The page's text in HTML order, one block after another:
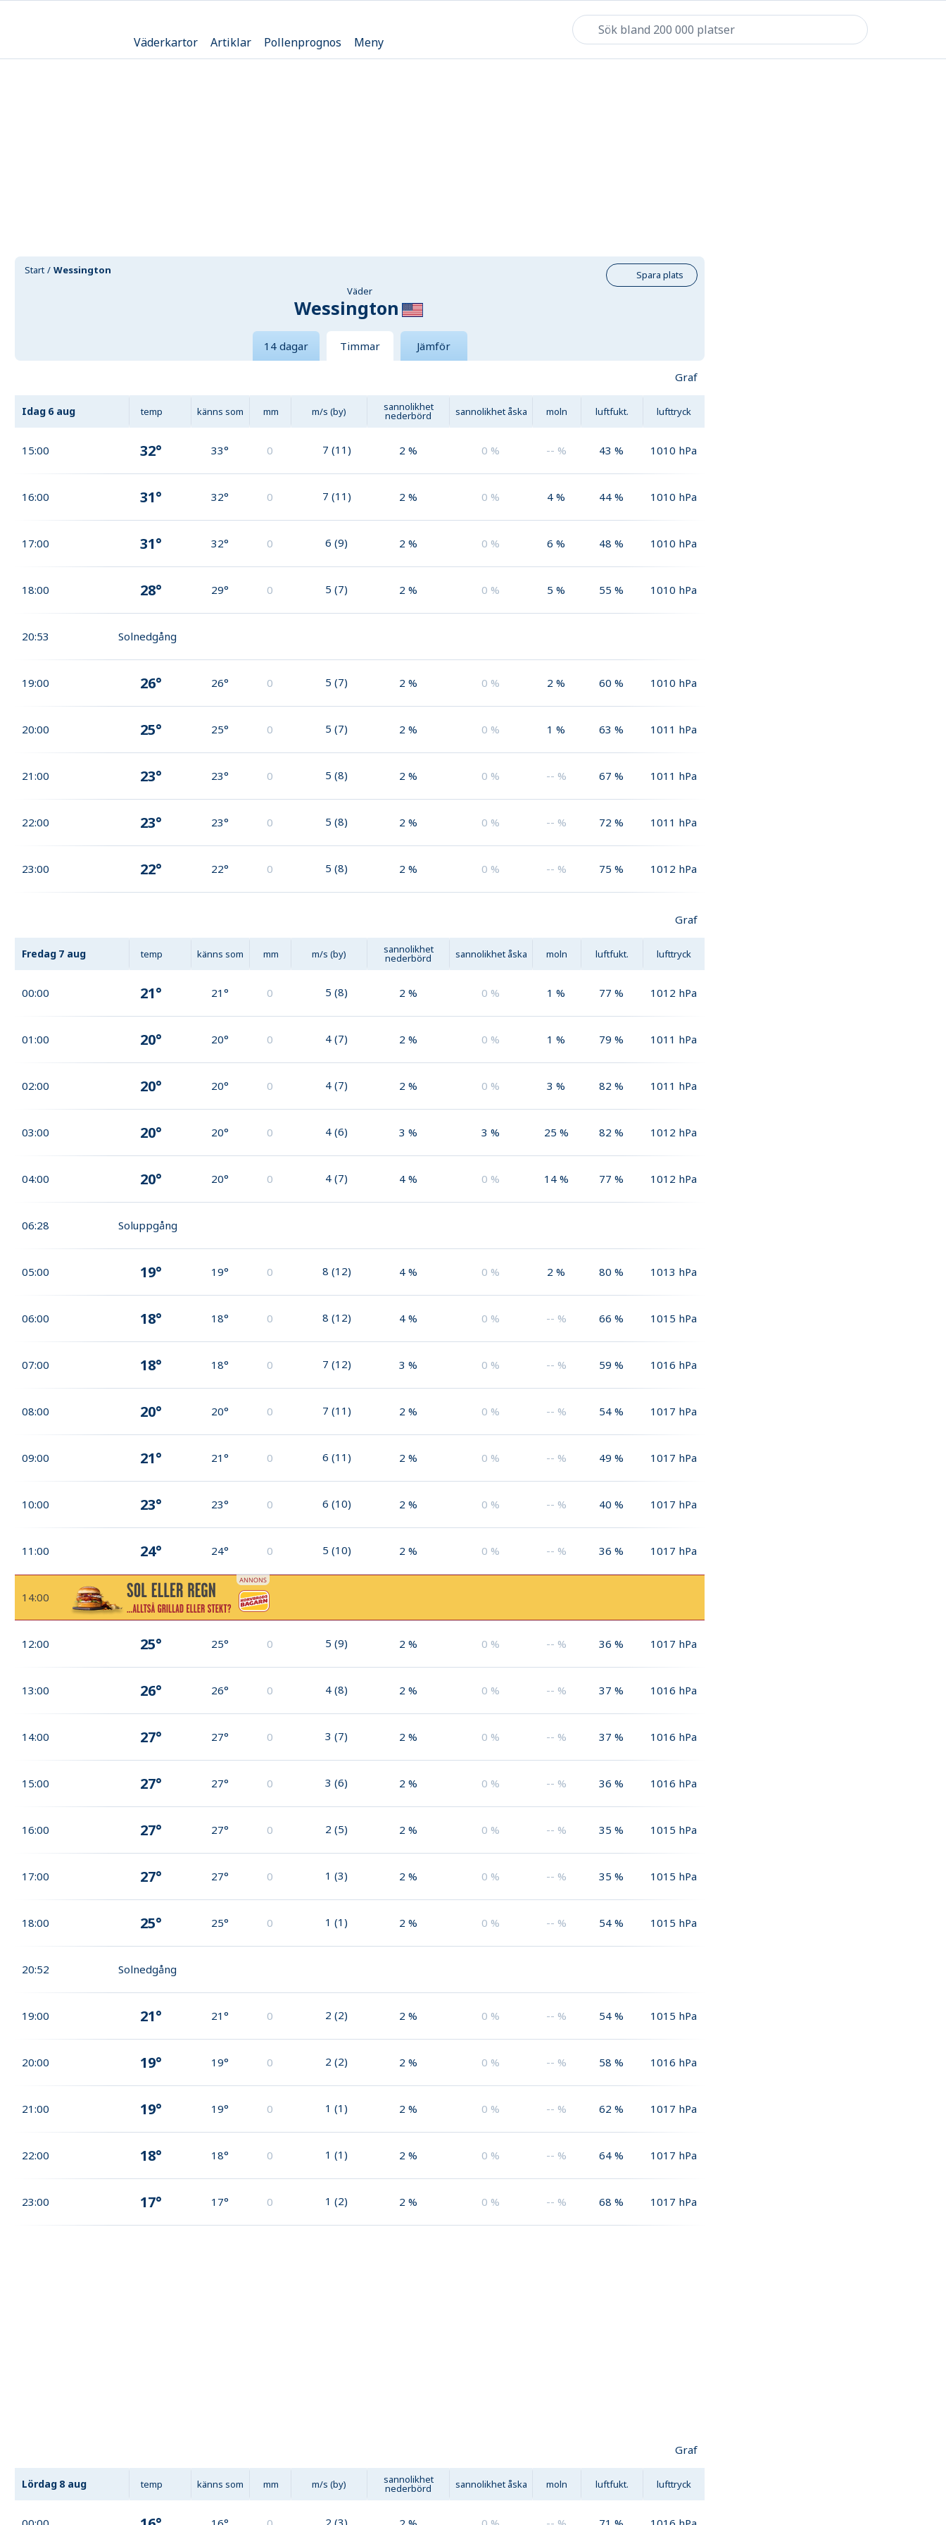
Väderkartor Artiklar Pollenprognos Meny
Start Wessington
Spara plats
Väder
Wessington
14 dagar Timmar Jämför
Graf
Idag 6 aug temp känns som mm m/s (by) sannolikhet
nederbörd sannolikhet åska moln luftfukt. lufttryck
15:00 32° 33° 0 7 (11) 2 % 0 % -- % 43 % 1010 hPa
16:00 31° 32° 0 7 (11) 2 % 0 % 4 % 44 % 1010 hPa
17:00 31° 32° 0 6 (9) 2 % 0 % 6 % 48 % 1010 hPa
18:00 28° 29° 0 5 (7) 2 % 0 % 5 % 55 % 1010 hPa
20:53 Solnedgång
19:00 26° 26° 0 5 (7) 2 % 0 % 2 % 60 % 1010 hPa
20:00 25° 25° 0 5 (7) 2 % 0 % 1 % 63 % 1011 hPa
21:00 23° 23° 0 5 (8) 2 % 0 % -- % 67 % 1011 hPa
22:00 23° 23° 0 5 (8) 2 % 0 % -- % 72 % 1011 hPa
23:00 22° 22° 0 5 (8) 2 % 0 % -- % 75 % 1012 hPa
Graf
Fredag 7 aug temp känns som mm m/s (by) sannolikhet
nederbörd sannolikhet åska moln luftfukt. lufttryck
00:00 21° 21° 0 5 (8) 2 % 0 % 1 % 77 % 1012 hPa
01:00 20° 20° 0 4 (7) 2 % 0 % 1 % 79 % 1011 hPa
02:00 20° 20° 0 4 (7) 2 % 0 % 3 % 82 % 1011 hPa
03:00 20° 20° 0 4 (6) 3 % 3 % 25 % 82 % 1012 hPa
04:00 20° 20° 0 4 (7) 4 % 0 % 14 % 77 % 1012 hPa
06:28 Soluppgång
05:00 19° 19° 0 8 (12) 4 % 0 % 2 % 80 % 1013 hPa
06:00 18° 18° 0 8 (12) 4 % 0 % -- % 66 % 1015 hPa
07:00 18° 18° 0 7 (12) 3 % 0 % -- % 59 % 1016 hPa
08:00 20° 20° 0 7 (11) 2 % 0 % -- % 54 % 1017 hPa
09:00 21° 21° 0 6 (11) 2 % 0 % -- % 49 % 1017 hPa
10:00 23° 23° 0 6 (10) 2 % 0 % -- % 40 % 1017 hPa
11:00 24° 24° 0 5 (10) 2 % 0 % -- % 36 % 1017 hPa
14:00
12:00 25° 25° 0 5 (9) 2 % 0 % -- % 36 % 1017 hPa
13:00 26° 26° 0 4 (8) 2 % 0 % -- % 37 % 1016 hPa
14:00 27° 27° 0 3 (7) 2 % 0 % -- % 37 % 1016 hPa
15:00 27° 27° 0 3 (6) 2 % 0 % -- % 36 % 1016 hPa
16:00 27° 27° 0 2 (5) 2 % 0 % -- % 35 % 1015 hPa
17:00 27° 27° 0 1 (3) 2 % 0 % -- % 35 % 1015 hPa
18:00 25° 25° 0 1 (1) 2 % 0 % -- % 54 % 1015 hPa
20:52 Solnedgång
19:00 21° 21° 0 2 (2) 2 % 0 % -- % 54 % 1015 hPa
20:00 19° 19° 0 2 (2) 2 % 0 % -- % 58 % 1016 hPa
21:00 19° 19° 0 1 (1) 2 % 0 % -- % 62 % 1017 hPa
22:00 18° 18° 0 1 (1) 2 % 0 % -- % 64 % 1017 hPa
23:00 17° 17° 0 1 (2) 2 % 0 % -- % 68 % 1017 hPa
Graf
Lördag 8 aug temp känns som mm m/s (by) sannolikhet
nederbörd sannolikhet åska moln luftfukt. lufttryck
2 (3)